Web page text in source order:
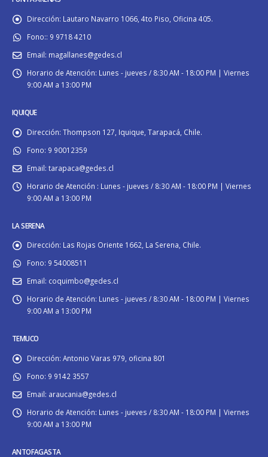
Dirección: Lautaro Navarro 1066, 4to Piso, Oficina 405.
Fono:: 9 9718 4210
Email: magallanes@gedes.cl
Horario de Atención: Lunes - jueves / 8:30 AM - 18:00 PM | Viernes
9:00 AM a 13:00 PM
IQUIQUE
Dirección: Thompson 127, Iquique, Tarapacá, Chile.
Fono: 9 90012359
Email: tarapaca@gedes.cl
Horario de Atención : Lunes - jueves / 8:30 AM - 18:00 PM | Viernes
9:00 AM a 13:00 PM
LA SERENA
Dirección: Las Rojas Oriente 1662, La Serena, Chile.
Fono: 9 54008511
Email: coquimbo@gedes.cl
Horario de Atención: Lunes - jueves / 8:30 AM - 18:00 PM | Viernes
9:00 AM a 13:00 PM
TEMUCO
Dirección: Antonio Varas 979, oficina 801
Fono: 9 9142 3557
Email: araucania@gedes.cl
Horario de Atención: Lunes - jueves / 8:30 AM - 18:00 PM | Viernes
9:00 AM a 13:00 PM
ANTOFAGASTA